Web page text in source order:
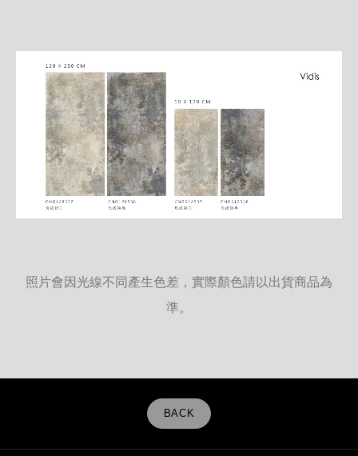
照片會因光線不同產生色差，實際顏色請以出貨商品為
準。
BACK